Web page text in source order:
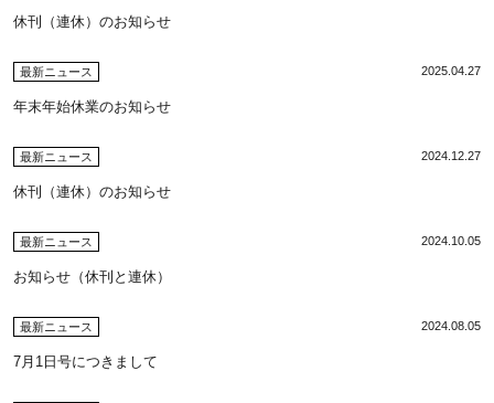
休刊（連休）のお知らせ
最新ニュース 2025.04.27
年末年始休業のお知らせ
最新ニュース 2024.12.27
休刊（連休）のお知らせ
最新ニュース 2024.10.05
お知らせ（休刊と連休）
最新ニュース 2024.08.05
7月1日号につきまして